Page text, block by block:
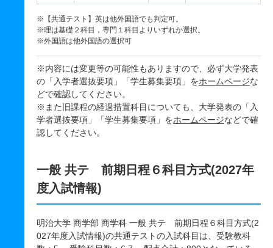
※【共通テスト】英は他外国語でも判定可。
※理は基礎２科目，専門１科目よりいずれか選択。
※外国語は他外国語の選択可
※内容には変更等の可能性もありますので、必ず大学発表
の「入学者選抜要項」「学生募集要項」をホームページな
どで確認してください。
※また旧課程の経過措置科目についても、大学発表の「入
学者選抜要項」「学生募集要項」をホームページなどで確
認してください。
一般 共テ 前期日程６科目方式(2027年
度入試情報)
明治大学 商学部 商学科 一般 共テ 前期日程６科目方式(2
027年度入試情報)の共通テストの入試科目は、受験教科